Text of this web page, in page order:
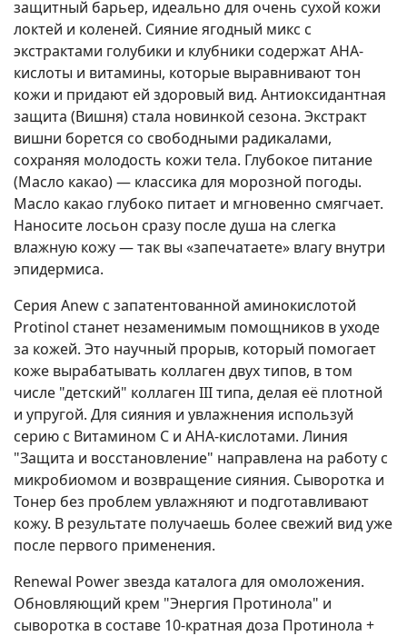
защитный барьер, идеально для очень сухой кожи
локтей и коленей. Сияние ягодный микс с
экстрактами голубики и клубники содержат АНА-
кислоты и витамины, которые выравнивают тон
кожи и придают ей здоровый вид. Антиоксидантная
защита (Вишня) стала новинкой сезона. Экстракт
вишни борется со свободными радикалами,
сохраняя молодость кожи тела. Глубокое питание
(Масло какао) — классика для морозной погоды.
Масло какао глубоко питает и мгновенно смягчает.
Наносите лосьон сразу после душа на слегка
влажную кожу — так вы «запечатаете» влагу внутри
эпидермиса.
Серия Anew с запатентованной аминокислотой
Protinol станет незаменимым помощников в уходе
за кожей. Это научный прорыв, который помогает
коже вырабатывать коллаген двух типов, в том
числе "детский" коллаген III типа, делая её плотной
и упругой. Для сияния и увлажнения используй
серию с Витамином С и AHA-кислотами. Линия
"Защита и восстановление" направлена на работу с
микробиомом и возвращение сияния. Сыворотка и
Тонер без проблем увлажняют и подготавливают
кожу. В результате получаешь более свежий вид уже
после первого применения.
Renewal Power звезда каталога для омоложения.
Обновляющий крем "Энергия Протинола" и
сыворотка в составе 10-кратная доза Протинола +